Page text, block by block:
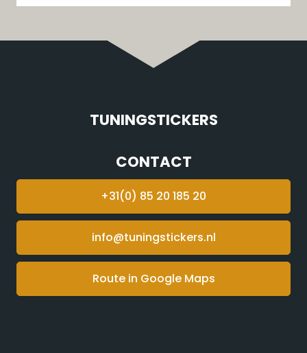
TUNINGSTICKERS
CONTACT
+31(0) 85 20 185 20
info@tuningstickers.nl
Route in Google Maps